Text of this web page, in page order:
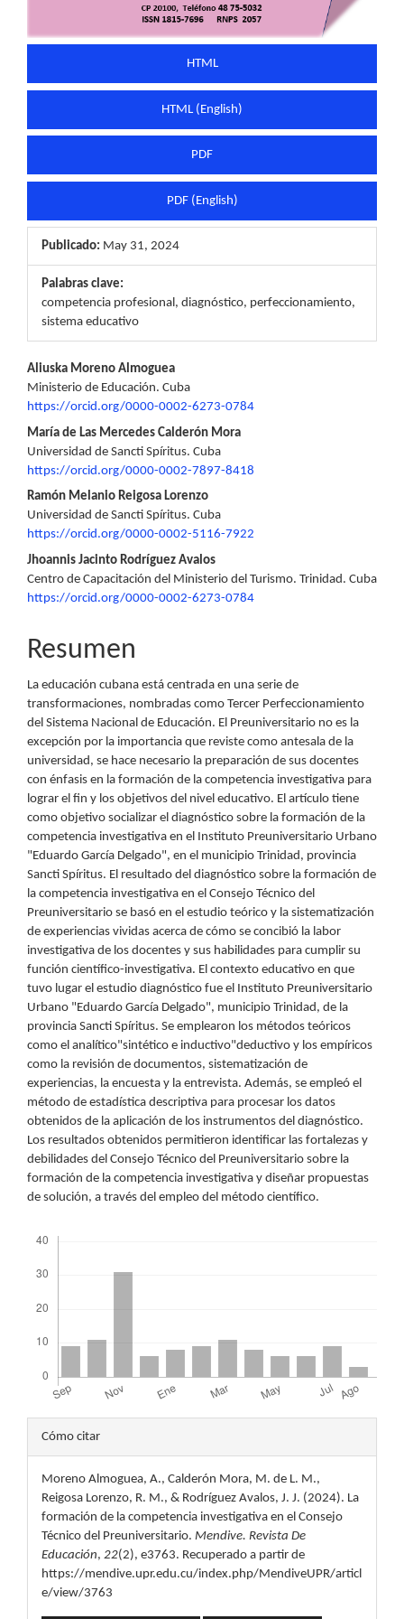
HTML
HTML (English)
PDF
PDF (English)
Publicado: May 31, 2024
Palabras clave:
competencia profesional, diagnóstico, perfeccionamiento,
sistema educativo
Contenido
principal
del
artículo
Aliuska Moreno Almoguea
Ministerio de Educación. Cuba
https://orcid.org/0000-0002-6273-0784
María de Las Mercedes Calderón Mora
Universidad de Sancti Spíritus. Cuba
https://orcid.org/0000-0002-7897-8418
Ramón Melanio Reigosa Lorenzo
Universidad de Sancti Spíritus. Cuba
https://orcid.org/0000-0002-5116-7922
Jhoannis Jacinto Rodríguez Avalos
Centro de Capacitación del Ministerio del Turismo. Trinidad. Cuba
https://orcid.org/0000-0002-6273-0784
Resumen
La educación cubana está centrada en una serie de
transformaciones, nombradas como Tercer Perfeccionamiento
del Sistema Nacional de Educación. El Preuniversitario no es la
excepción por la importancia que reviste como antesala de la
universidad, se hace necesario la preparación de sus docentes
con énfasis en la formación de la competencia investigativa para
lograr el fin y los objetivos del nivel educativo. El artículo tiene
como objetivo socializar el diagnóstico sobre la formación de la
competencia investigativa en el Instituto Preuniversitario Urbano
"Eduardo García Delgado", en el municipio Trinidad, provincia
Sancti Spíritus. El resultado del diagnóstico sobre la formación de
la competencia investigativa en el Consejo Técnico del
Preuniversitario se basó en el estudio teórico y la sistematización
de experiencias vividas acerca de cómo se concibió la labor
investigativa de los docentes y sus habilidades para cumplir su
función científico-investigativa. El contexto educativo en que
tuvo lugar el estudio diagnóstico fue el Instituto Preuniversitario
Urbano "Eduardo García Delgado", municipio Trinidad, de la
provincia Sancti Spíritus. Se emplearon los métodos teóricos
como el analítico"sintético e inductivo"deductivo y los empíricos
como la revisión de documentos, sistematización de
experiencias, la encuesta y la entrevista. Además, se empleó el
método de estadística descriptiva para procesar los datos
obtenidos de la aplicación de los instrumentos del diagnóstico.
Los resultados obtenidos permitieron identificar las fortalezas y
debilidades del Consejo Técnico del Preuniversitario sobre la
formación de la competencia investigativa y diseñar propuestas
de solución, a través del empleo del método científico.
Detalles
del
artículo
Cómo citar
Moreno Almoguea, A., Calderón Mora, M. de L. M.,
Reigosa Lorenzo, R. M., & Rodríguez Avalos, J. J. (2024). La
formación de la competencia investigativa en el Consejo
Técnico del Preuniversitario. Mendive. Revista De
Educación, 22(2), e3763. Recuperado a partir de
https://mendive.upr.edu.cu/index.php/MendiveUPR/articl
e/view/3763